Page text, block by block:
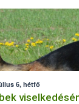
6, hétfő